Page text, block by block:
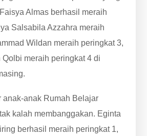
Almas berhasil meraih
Salsabila Azzahra meraih
Wildan meraih peringkat 3,
meraih peringkat 4 di
anak-anak Rumah Belajar
kalah membanggakan. Eginta
berhasil meraih peringkat 1,